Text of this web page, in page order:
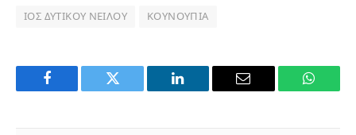
ΙΌΣ ΔΥΤΙΚΟΎ ΝΕΊΛΟΥ ΚΟΥΝΟΎΠΙΑ
Facebook Twitter LinkedIn Email